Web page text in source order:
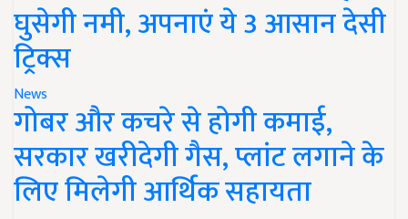
घुसेगी नमी, अपनाएं ये 3 आसान देसी
ट्रिक्स
News
गोबर और कचरे से होगी कमाई,
सरकार खरीदेगी गैस, प्लांट लगाने के
लिए मिलेगी आर्थिक सहायता